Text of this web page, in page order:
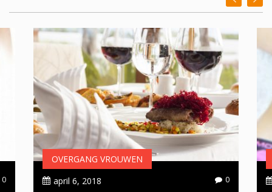
OVERGANG VROUWEN
april 6, 2018
0
0